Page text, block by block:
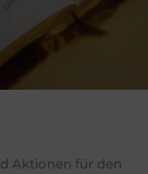
Aktionen für den